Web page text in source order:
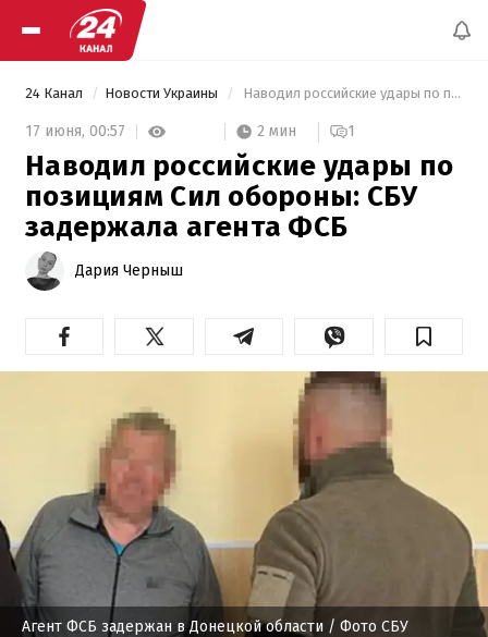
24 Канал Новости Украины Наводил российские удары по позициям Сил обороны: СБУ задержала агента ФСБ
17 июня, 00:57 2 мин 1
Наводил российские удары по
позициям Сил обороны: СБУ
задержала агента ФСБ
Дария Черныш
Агент ФСБ задержан в Донецкой области / Фото СБУ